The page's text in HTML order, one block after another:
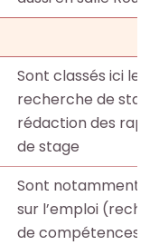
Sont classés ici les
recherche de
rédaction des
de stage
Sont notamment
sur l’emploi
de compétences,